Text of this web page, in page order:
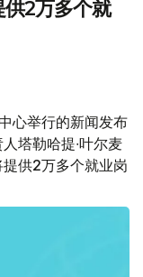
2万多个就
心举行的新闻发布
塔勒哈提∙叶尔麦
供2万多个就业岗